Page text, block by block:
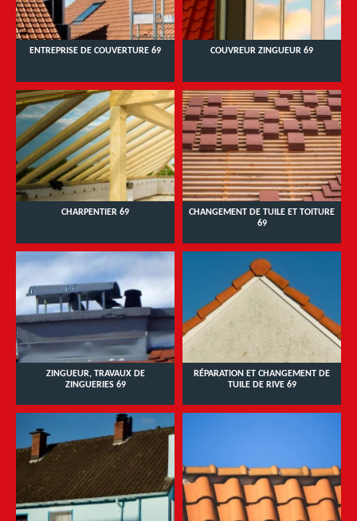
ENTREPRISE DE COUVERTURE 69 COUVREUR ZINGUEUR 69
CHARPENTIER 69
CHANGEMENT DE TUILE ET TOITURE
69
ZINGUEUR, TRAVAUX DE
ZINGUERIES 69
RÉPARATION ET CHANGEMENT DE
TUILE DE RIVE 69